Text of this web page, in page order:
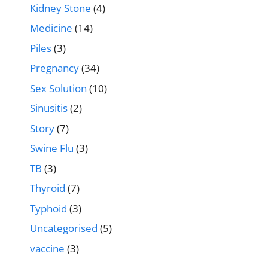
Kidney Stone (4)
Medicine (14)
Piles(3)
Pregnancy(34)
Sex Solution (10)
Sinusitis(2)
Story(7)
Swine Flu (3)
TB (3)
Thyroid (7)
Typhoid (3)
Uncategorised (5)
vaccine (3)